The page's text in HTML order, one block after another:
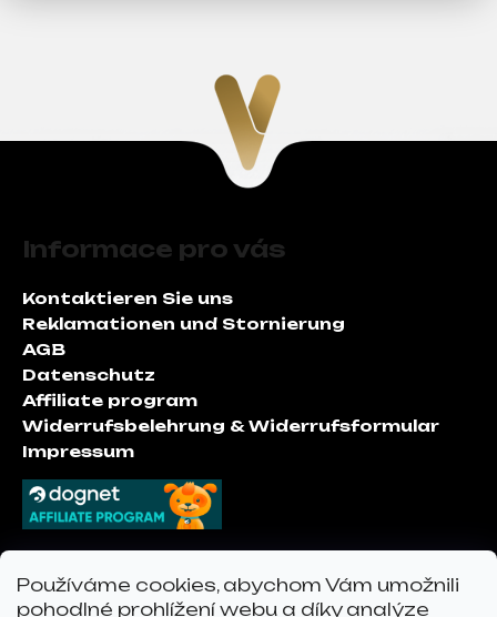
Používáme cookies, abychom Vám umožnili
pohodlné prohlížení webu a díky analýze
Informace pro vás
Kontaktieren Sie uns
Reklamationen und Stornierung
AGB
Datenschutz
Affiliate program
Widerrufsbelehrung & Widerrufsformular
Impressum
Kontakt